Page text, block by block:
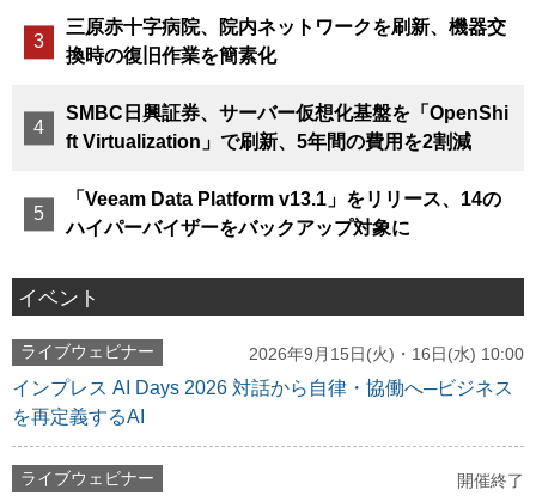
三原赤十字病院、院内ネットワークを刷新、機器交
換時の復旧作業を簡素化
SMBC日興証券、サーバー仮想化基盤を「OpenShi
ft Virtualization」で刷新、5年間の費用を2割減
「Veeam Data Platform v13.1」をリリース、14の
ハイパーバイザーをバックアップ対象に
イベント
ライブウェビナー 2026年9月15日(火)・16日(水) 10:00
インプレス AI Days 2026 対話から自律・協働へ─ビジネス
を再定義するAI
ライブウェビナー 開催終了